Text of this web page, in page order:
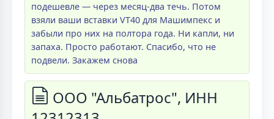
подешевле — через месяц-два течь. Потом
взяли ваши вставки VT40 для Машимпекс и
забыли про них на полтора года. Ни капли, ни
запаха. Просто работают. Спасибо, что не
подвели. Закажем снова
ООО "Альбатрос", ИНН